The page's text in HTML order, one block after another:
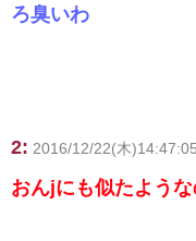
ろ臭いわ
2: 2016/12/22(木
おんjにも似たよう